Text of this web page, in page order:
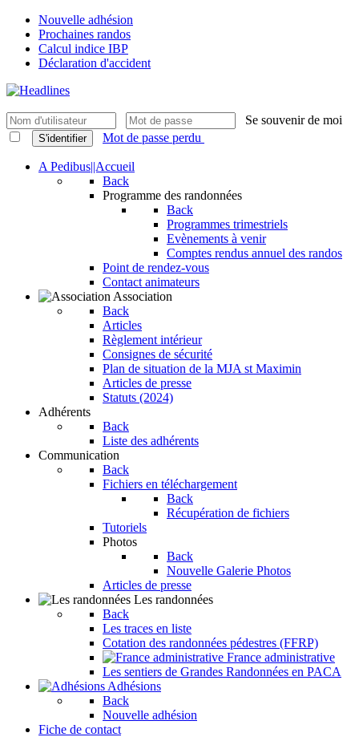
Nouvelle adhésion
Prochaines randos
Calcul indice IBP
Déclaration d'accident
Se souvenir de moi
S'identifier Mot de passe perdu
A Pedibus||Accueil
Back
Programme des randonnées
Back
Programmes trimestriels
Evènements à venir
Comptes rendus annuel des randos
Point de rendez-vous
Contact animateurs
Association
Back
Articles
Règlement intérieur
Consignes de sécurité
Plan de situation de la MJA st Maximin
Articles de presse
Statuts (2024)
Adhérents
Back
Liste des adhérents
Communication
Back
Fichiers en téléchargement
Back
Récupération de fichiers
Tutoriels
Photos
Back
Nouvelle Galerie Photos
Articles de presse
Les randonnées
Back
Les traces en liste
Cotation des randonnées pédestres (FFRP)
France administrative
Les sentiers de Grandes Randonnées en PACA
Adhésions
Back
Nouvelle adhésion
Fiche de contact